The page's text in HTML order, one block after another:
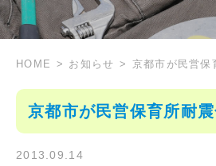
HOME お知らせ 京都市が民営保
京都市が民営保育所耐
2013.09.14